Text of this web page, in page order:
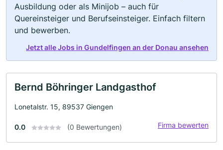
Ausbildung oder als Minijob – auch für
Quereinsteiger und Berufseinsteiger. Einfach filtern
und bewerben.
Jetzt alle Jobs in Gundelfingen an der Donau ansehen
Bernd Böhringer Landgasthof
Lonetalstr. 15, 89537 Giengen
0.0 (0 Bewertungen) Firma bewerten